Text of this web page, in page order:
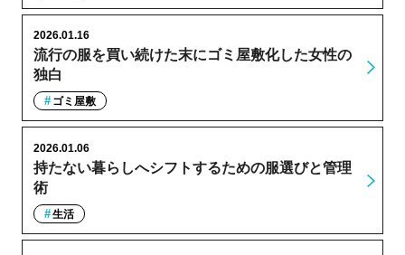
流行の服を買い続けた末にゴミ屋敷化した女性の
独白
2026.01.16
ゴミ屋敷
持たない暮らしへシフトするための服選びと管理
術
2026.01.06
生活